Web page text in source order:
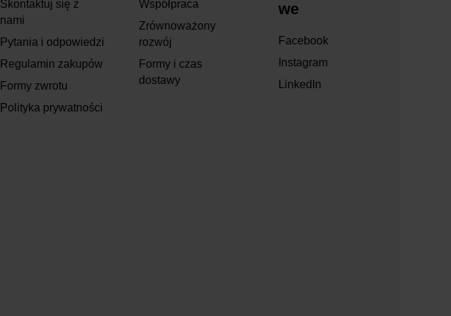
Skontaktuj się z
nami
Pytania i odpowiedzi
Regulamin zakupów
Formy zwrotu
Polityka prywatności
Współpraca
Zrównoważony
rozwój
Formy i czas
dostawy
we
Facebook
Instagram
LinkedIn